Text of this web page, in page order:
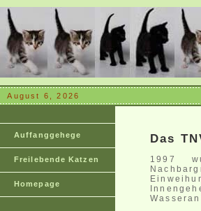
August 6, 2026
Auffanggehege
Freilebende Katzen
Homepage
Das
1997